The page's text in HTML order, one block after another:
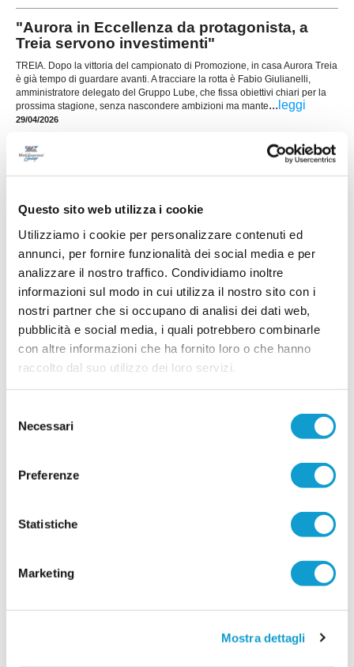
Questo sito web utilizza i cookie
Utilizziamo i cookie per personalizzare contenuti ed
annunci, per fornire funzionalità dei social media e per
analizzare il nostro traffico. Condividiamo inoltre
informazioni sul modo in cui utilizza il nostro sito con i
nostri partner che si occupano di analisi dei dati web,
pubblicità e social media, i quali potrebbero combinarle
con altre informazioni che ha fornito loro o che hanno
raccolto dal suo utilizzo dei loro servizi.
delNecessari
Preferenze
Statistiche
Marketing
Mostra dettagli
"Aurora in Eccellenza da protagonista, a
Treia servono investimenti"
TREIA. Dopo la vittoria del campionato di Promozione, in casa Aurora Treia
è già tempo di guardare avanti. A tracciare la rotta è Fabio Giulianelli,
amministratore delegato del Gruppo Lube, che fissa obiettivi chiari per la
prossima stagione, senza nascondere ambizioni ma mante... leggi
29/04/2026
VISSO ALTONERA. Tiburzi: "Da matricola
non è mai semplice vincere..."
del proprio percorso sportivo: al primo tentativo
dominando il girone F di Seconda categoria e
conquista il sa
...leggi
28/04/2026
AURORA TREIA, è Eccellenza! Missione
compiuta
Monturano - Aurora Treia 0-2 Il destino di un’intera
stagione si concentra in novanta minuti, gli ultimi, i
più pesanti. Monturano–Aurora Treia è ...leggi
25/04/2026
VISSO ALTONERA. Seconda promozione di
fila: è Prima Categoria!
pareggio contro la Palombese per consegnare al
Visso Altonera la vittoria del campionato di
leggi